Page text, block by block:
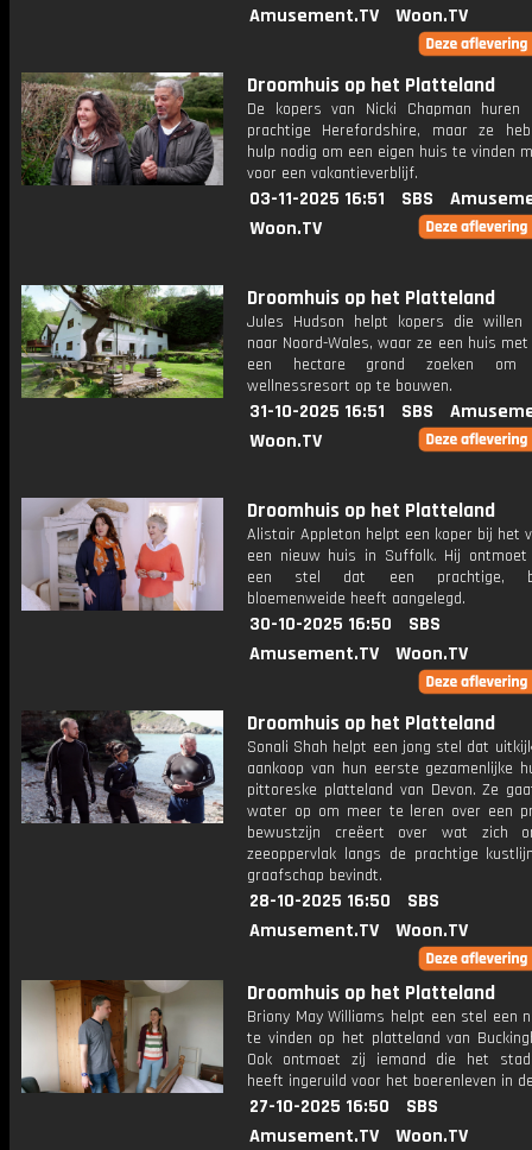
Amusement.TV
Woon.TV
Droomhuis op het Platteland
De kopers van Nicki Chapman
prachtige Herefordshire, maar ze
hulp nodig om een ​​eigen huis te vinden
voor een vakantieverblijf.
03-11-2025 16:51 SBS
Woon.TV
Droomhuis op het Platteland
Jules Hudson helpt kopers die willen
naar Noord-Wales, waar ze een huis
een hectare grond zoeken
wellnessresort op te bouwen.
31-10-2025 16:51 SBS
Woon.TV
Droomhuis op het Platteland
Alistair Appleton helpt een koper bij het
een nieuw huis in Suffolk. Hij
een stel dat een prachtige,
bloemenweide heeft aangelegd.
30-10-2025 16:50
SBS
Amusement.TV
Woon.TV
Droomhuis op het Platteland
Sonali Shah helpt een jong stel dat
aankoop van hun eerste gezamenlijke
pittoreske platteland van Devon. Ze
water op om meer te leren over een
bewustzijn creëert over wat zich
zeeoppervlak langs de prachtige
graafschap bevindt.
28-10-2025 16:50
SBS
Amusement.TV
Woon.TV
Droomhuis op het Platteland
Briony May Williams helpt een stel een
te vinden op het platteland van
Ook ontmoet zij iemand die het
heeft ingeruild voor het boerenleven in
27-10-2025 16:50
SBS
Amusement.TV
Woon.TV